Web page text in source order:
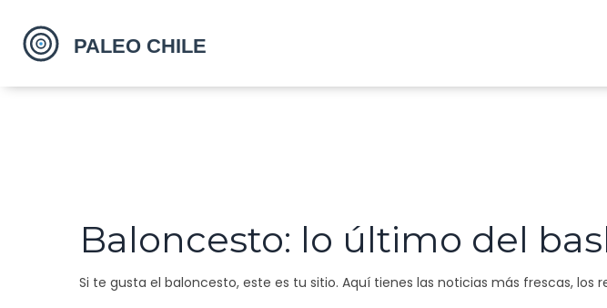
Baloncesto: lo último del
Si te gusta el baloncesto, este es tu sitio. Aquí tienes las noticias más frescas,